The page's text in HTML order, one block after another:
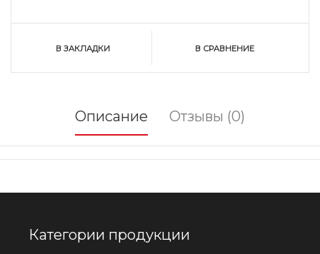
В ЗАКЛАДКИ В СРАВНЕНИЕ
Описание Отзывы (0)
Категории продукции